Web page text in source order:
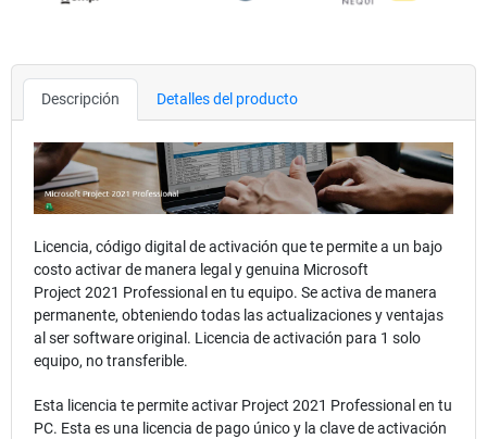
Descripción Detalles del producto
Licencia, código digital de activación que te permite a un bajo
costo activar de manera legal y genuina Microsoft
Project 2021 Professional en tu equipo. Se activa de manera
permanente, obteniendo todas las actualizaciones y ventajas
al ser software original. Licencia de activación para 1 solo
equipo, no transferible.
Esta licencia te permite activar Project 2021 Professional en tu
PC. Esta es una licencia de pago único y la clave de activación